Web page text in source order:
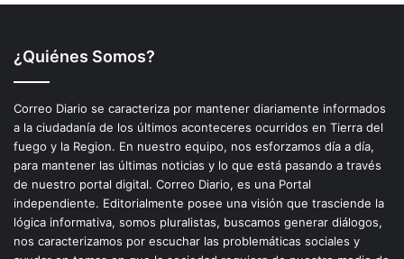
¿Quiénes Somos?
Correo Diario se caracteriza por mantener diariamente informados
a la ciudadanía de los últimos aconteceres ocurridos en Tierra del
fuego y la Region. En nuestro equipo, nos esforzamos día a día,
para mantener las últimas noticias y lo que está pasando a través
de nuestro portal digital. Correo Diario, es una Portal
independiente. Editorialmente posee una visión que trasciende la
lógica informativa, somos pluralistas, buscamos generar diálogos,
nos caracterizamos por escuchar las problemáticas sociales y